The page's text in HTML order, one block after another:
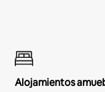
Alojamientos